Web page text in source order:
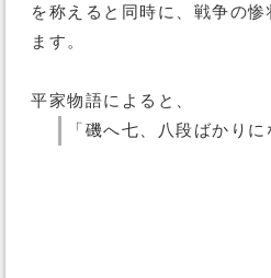
を称えると同時に、戦争の
ます。
平家物語によると、
「磯へ七、八段ばかり